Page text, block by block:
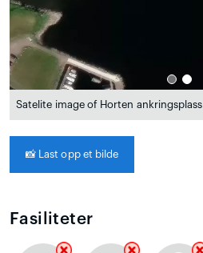
Satelite image of Horten ankringsplass
📸 Last opp et bilde
Fasiliteter